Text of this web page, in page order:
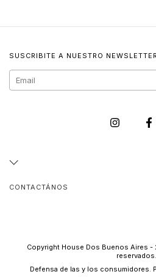
SUSCRIBITE A NUESTRO NEWSLETTER
CONTACTÁNOS
Copyright House Dos Buenos Aires
reservados.
Defensa de las y los consumidores.